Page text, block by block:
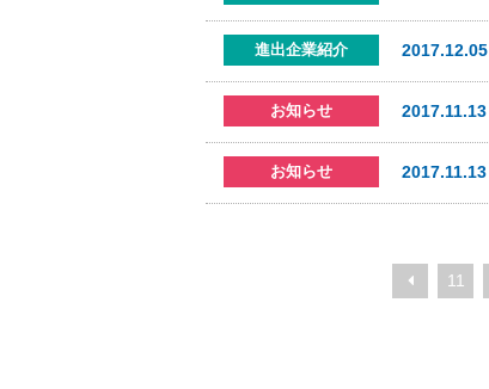
進出企業紹介 2017.12.05
お知らせ 2017.11.13
お知らせ 2017.11.13
11